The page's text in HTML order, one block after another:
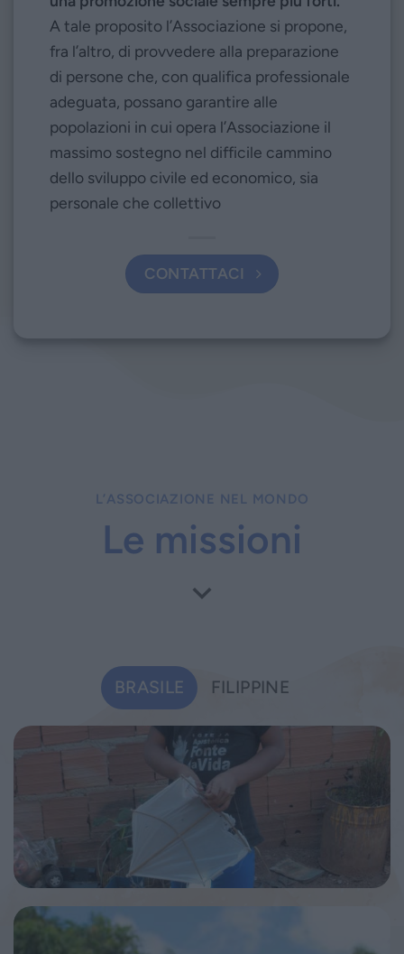
A tale proposito l’Associazione si propone,
fra l’altro, di provvedere alla preparazione
di persone che, con qualifica professionale
adeguata, possano garantire alle
popolazioni in cui opera l’Associazione il
massimo sostegno nel difficile cammino
dello sviluppo civile ed economico, sia
personale che collettivo
CONTATTACI
L’ASSOCIAZIONE NEL MONDO
Le missioni
BRASILE FILIPPINE